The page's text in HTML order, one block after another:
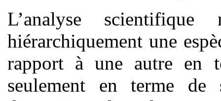
L’analyse
hiérarchiquement une
rapport à une autre en
seulement en terme de